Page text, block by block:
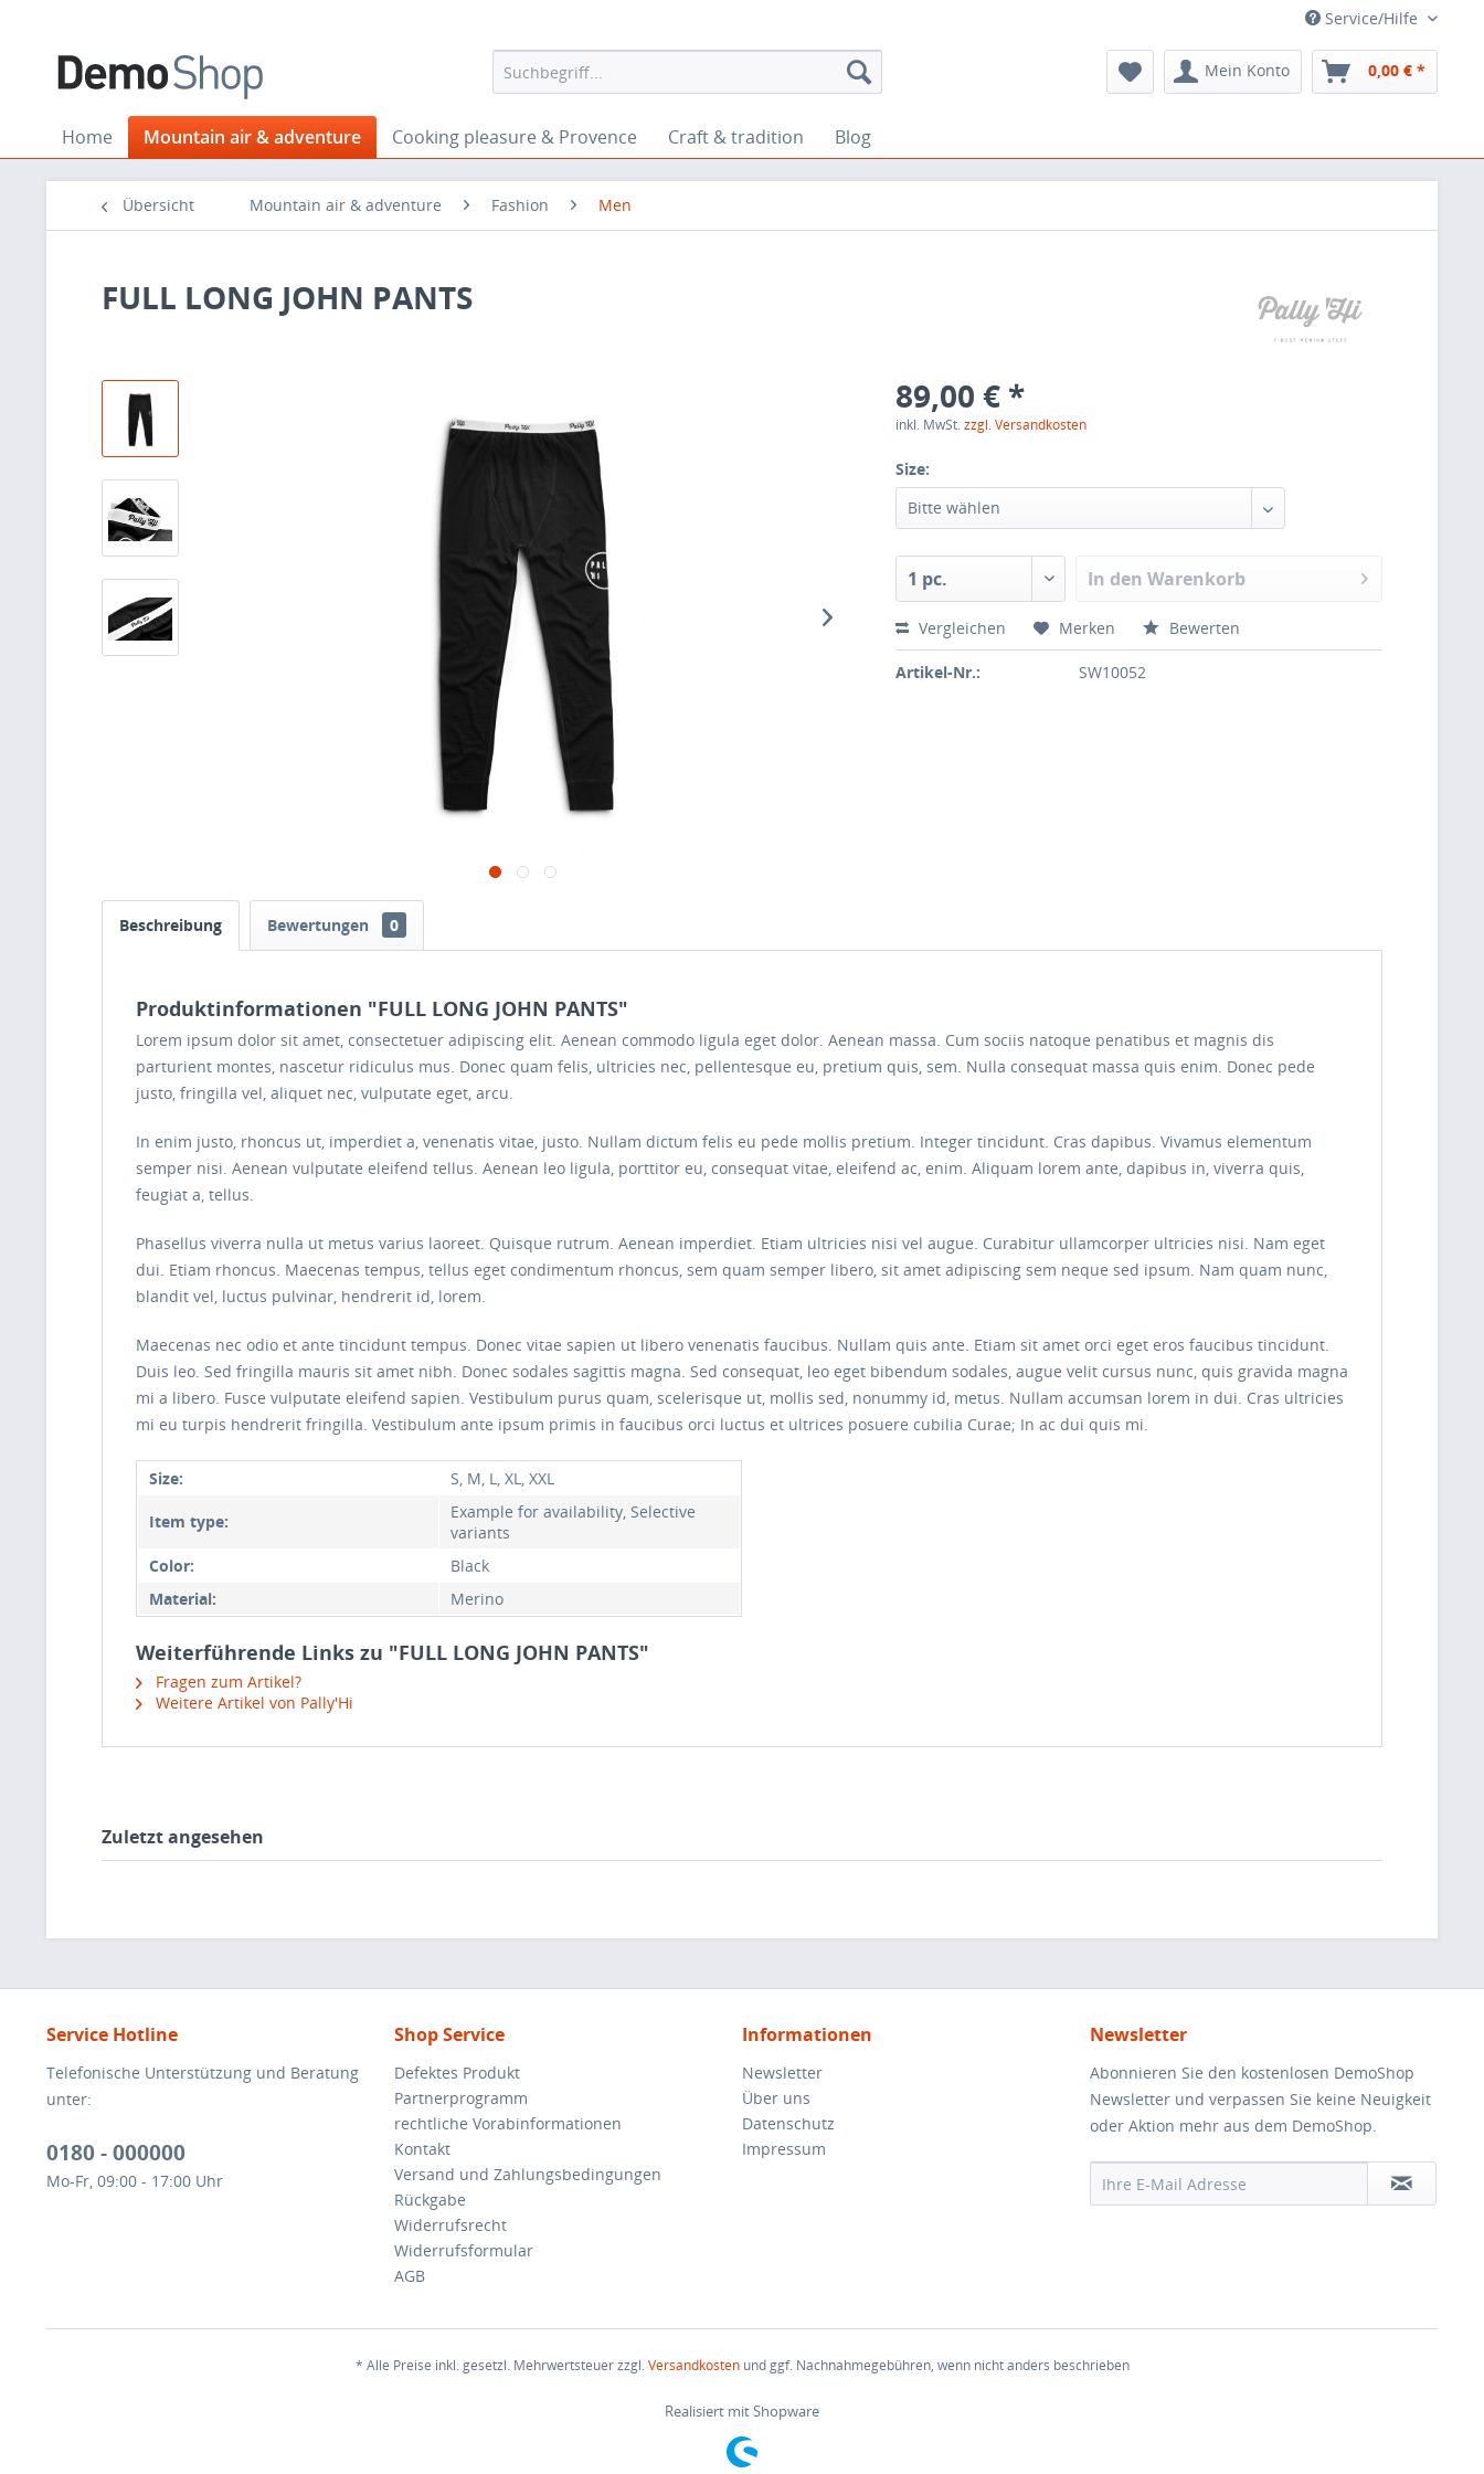
Service/Hilfe
Mein Konto 0,00 € *
Home Mountain air & adventure Cooking pleasure & Provence Craft & tradition Blog
Übersicht Mountain air & adventure Fashion Men
FULL LONG JOHN PANTS
89,00 € *
inkl. MwSt.zzgl. Versandkosten
Size:
In den Warenkorb
Vergleichen Merken Bewerten
Artikel-Nr.: SW10052
Beschreibung Bewertungen 0
Produktinformationen "FULL LONG JOHN PANTS"
Lorem ipsum dolor sit amet, consectetuer adipiscing elit. Aenean commodo ligula eget dolor. Aenean massa. Cum sociis natoque penatibus et magnis dis
parturient montes, nascetur ridiculus mus. Donec quam felis, ultricies nec, pellentesque eu, pretium quis, sem. Nulla consequat massa quis enim. Donec pede
justo, fringilla vel, aliquet nec, vulputate eget, arcu.
In enim justo, rhoncus ut, imperdiet a, venenatis vitae, justo. Nullam dictum felis eu pede mollis pretium. Integer tincidunt. Cras dapibus. Vivamus elementum
semper nisi. Aenean vulputate eleifend tellus. Aenean leo ligula, porttitor eu, consequat vitae, eleifend ac, enim. Aliquam lorem ante, dapibus in, viverra quis,
feugiat a, tellus.
Phasellus viverra nulla ut metus varius laoreet. Quisque rutrum. Aenean imperdiet. Etiam ultricies nisi vel augue. Curabitur ullamcorper ultricies nisi. Nam eget
dui. Etiam rhoncus. Maecenas tempus, tellus eget condimentum rhoncus, sem quam semper libero, sit amet adipiscing sem neque sed ipsum. Nam quam nunc,
blandit vel, luctus pulvinar, hendrerit id, lorem.
Maecenas nec odio et ante tincidunt tempus. Donec vitae sapien ut libero venenatis faucibus. Nullam quis ante. Etiam sit amet orci eget eros faucibus tincidunt.
Duis leo. Sed fringilla mauris sit amet nibh. Donec sodales sagittis magna. Sed consequat, leo eget bibendum sodales, augue velit cursus nunc, quis gravida magna
mi a libero. Fusce vulputate eleifend sapien. Vestibulum purus quam, scelerisque ut, mollis sed, nonummy id, metus. Nullam accumsan lorem in dui. Cras ultricies
mi eu turpis hendrerit fringilla. Vestibulum ante ipsum primis in faucibus orci luctus et ultrices posuere cubilia Curae; In ac dui quis mi.
Size: S, M, L, XL, XXL
Item type:
Example for availability, Selective
variants
Color:
Black
Material:
Merino
Weiterführende Links zu "FULL LONG JOHN PANTS"
Fragen zum Artikel?
Weitere Artikel von Pally'Hi
Zuletzt angesehen
Service Hotline
Telefonische Unterstützung und Beratung
unter:
0180 - 000000
Mo-Fr, 09:00 - 17:00 Uhr
Shop Service
Defektes Produkt
Partnerprogramm
rechtliche Vorabinformationen
Kontakt
Versand und Zahlungsbedingungen
Rückgabe
Widerrufsrecht
Widerrufsformular
AGB
Informationen
Newsletter
Über uns
Datenschutz
Impressum
Newsletter
Abonnieren Sie den kostenlosen DemoShop
Newsletter und verpassen Sie keine Neuigkeit
oder Aktion mehr aus dem DemoShop.
* Alle Preise inkl. gesetzl. Mehrwertsteuer zzgl.Versandkostenund ggf. Nachnahmegebühren, wenn nicht anders beschrieben
Realisiert mit Shopware